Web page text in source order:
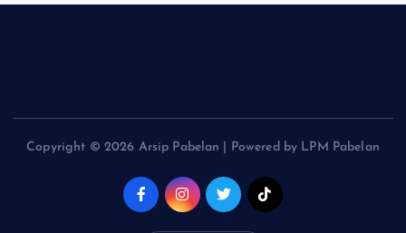
Copyright © 2026 Arsip Pabelan | Powered by LPM Pabelan